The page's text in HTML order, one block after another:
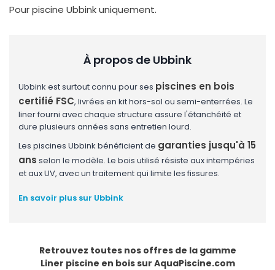
Pour piscine Ubbink uniquement.
À propos de Ubbink
Ubbink est surtout connu pour ses piscines en bois
certifié FSC, livrées en kit hors-sol ou semi-enterrées. Le
liner fourni avec chaque structure assure l'étanchéité et
dure plusieurs années sans entretien lourd.
Les piscines Ubbink bénéficient de garanties jusqu'à 15
ans selon le modèle. Le bois utilisé résiste aux intempéries
et aux UV, avec un traitement qui limite les fissures.
En savoir plus sur Ubbink
Retrouvez toutes nos offres de la gamme
Liner piscine en boissur AquaPiscine.com